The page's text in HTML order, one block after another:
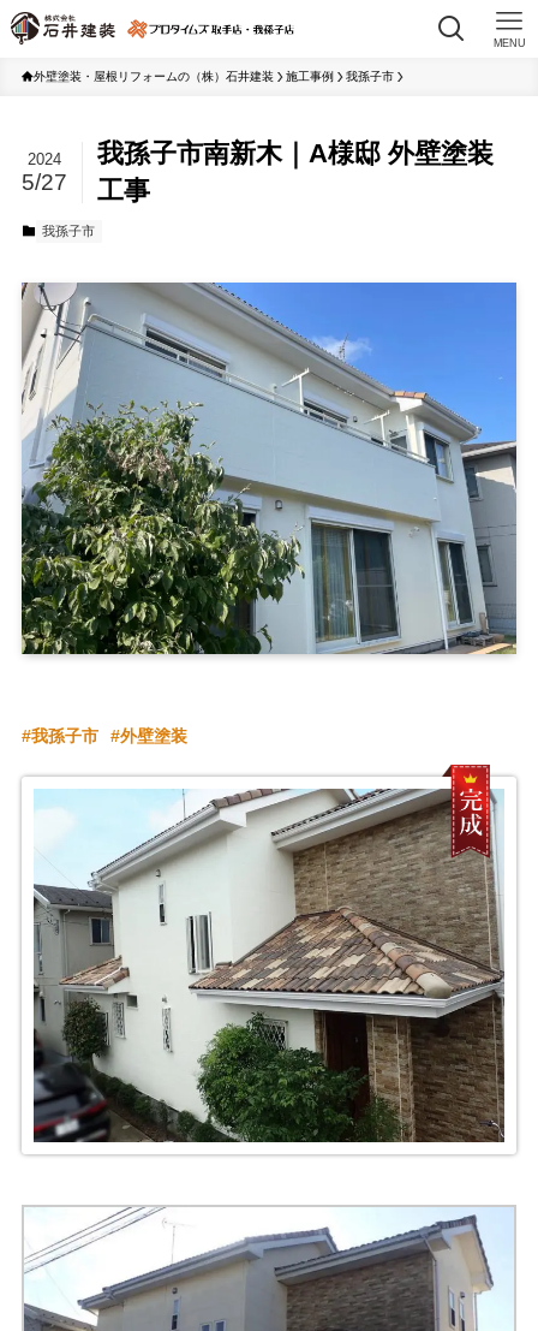
MENU
外壁塗装・屋根リフォームの（株）石井建装 施工事例 我孫子市
我孫子市南新木｜A様邸 外壁塗装
工事
2024
5/27
我孫子市
我孫子市 外壁塗装